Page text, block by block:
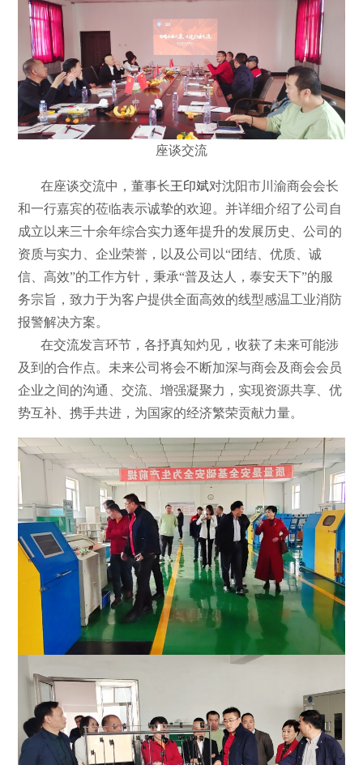
座谈交流
在座谈交流中，董事长王印斌对沈阳市川渝商会会长
和一行嘉宾的莅临表示诚挚的欢迎。并详细介绍了公司自
成立以来三十余年综合实力逐年提升的发展历史、公司的
资质与实力、企业荣誉，以及公司以“团结、优质、诚
信、高效”的工作方针，秉承“普及达人，泰安天下”的服
务宗旨，致力于为客户提供全面高效的线型感温工业消防
报警解决方案。
在交流发言环节，各抒真知灼见，收获了未来可能涉
及到的合作点。未来公司将会不断加深与商会及商会会员
企业之间的沟通、交流、增强凝聚力，实现资源共享、优
势互补、携手共进，为国家的经济繁荣贡献力量。